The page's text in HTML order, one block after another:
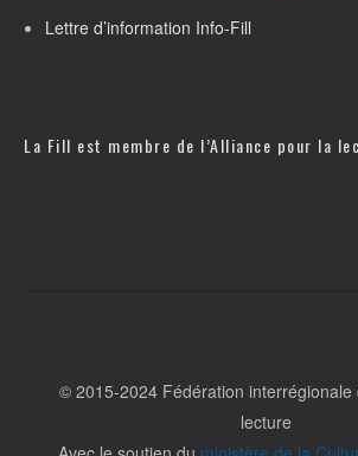
Lettre d’information Info-Fill
La Fill est membre de l’Alliance pour la
© 2015-2024 Fédération interrégionale
lecture